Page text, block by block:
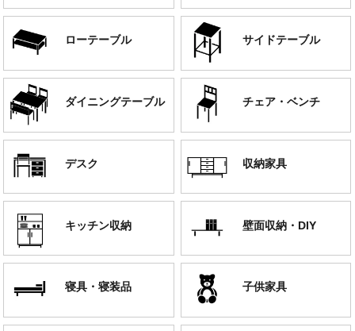
ローテーブル サイドテーブル
ダイニングテーブル チェア・ベンチ
デスク 収納家具
キッチン収納 壁面収納・DIY
寝具・寝装品 子供家具